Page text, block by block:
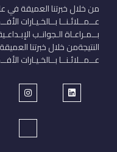
من خلال خبرتنا العميقة في
عــمــلائـنــا بــالخـيـارات
بــمـراعـاة الـجوانـب
النتيجةمن خلال خبرتنا
عــمــلائـنــا بــالخـيـارات